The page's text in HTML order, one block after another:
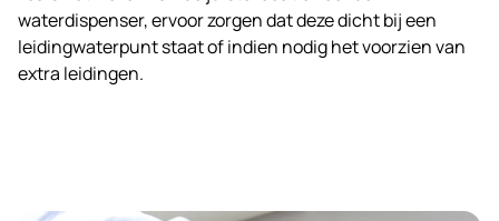
waterdispenser, ervoor zorgen dat deze dicht bij een
leidingwaterpunt staat of indien nodig het voorzien van
extra leidingen.